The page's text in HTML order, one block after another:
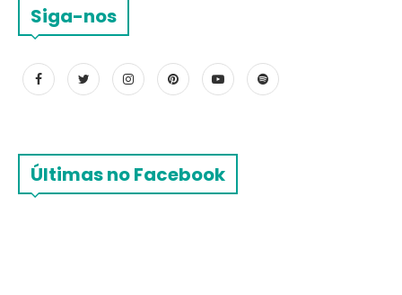
Siga-nos
Últimas no Facebook